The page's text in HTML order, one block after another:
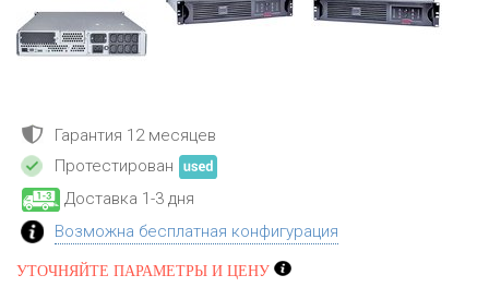
Гарантия 12 месяцев
Протестирован
Доставка 1-3 дня
Возможна бесплатная конфигурация
УТОЧНЯЙТЕ ПАРАМЕТРЫ И ЦЕНУ